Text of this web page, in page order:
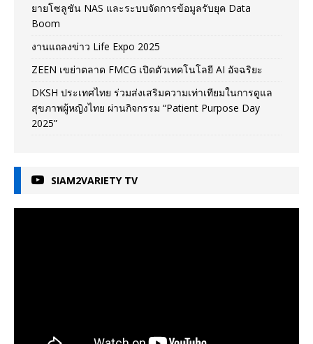
ยายโซลูชัน NAS และระบบจัดการข้อมูลรับยุค Data
Boom
งานแถลงข่าว Life Expo 2025
ZEEN เขย่าตลาด FMCG เปิดตัวเทคโนโลยี AI อัจฉริยะ
DKSH ประเทศไทย ร่วมส่งเสริมความเท่าเทียมในการดูแล
สุขภาพผู้หญิงไทย ผ่านกิจกรรม “Patient Purpose Day
2025”
SIAM2VARIETY TV